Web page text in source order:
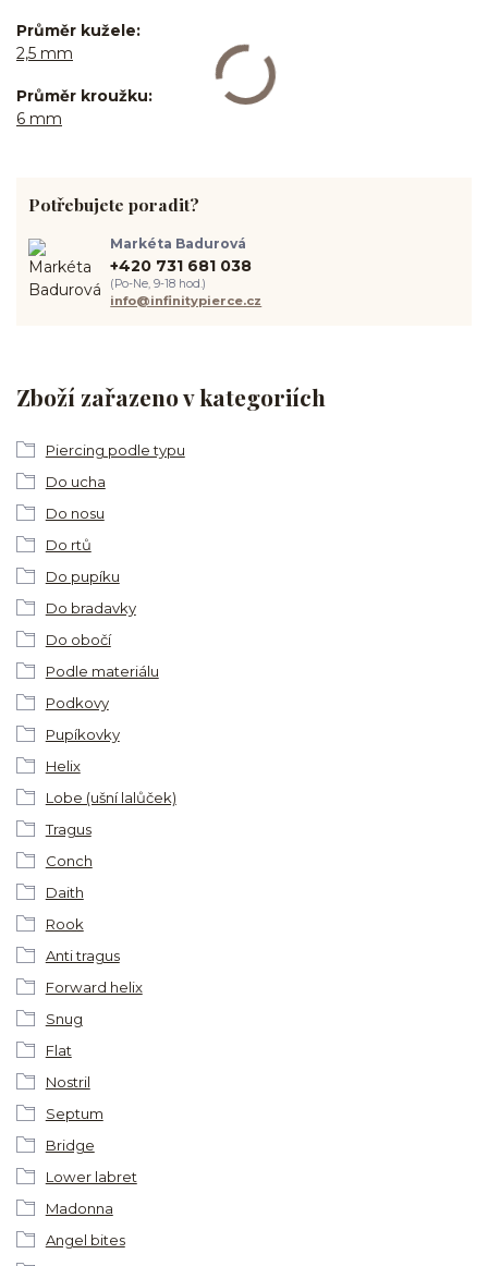
Průměr kužele
2,5 mm
Průměr kroužku
6 mm
Zboží zařazeno v kategoriích
Piercing podle typu
Do ucha
Do nosu
Do rtů
Do pupíku
Do bradavky
Do obočí
Podle materiálu
Podkovy
Pupíkovky
Helix
Lobe (ušní lalůček)
Tragus
Conch
Daith
Rook
Anti tragus
Forward helix
Snug
Flat
Nostril
Septum
Bridge
Lower labret
Madonna
Angel bites
Potřebujete poradit?
Markéta Badurová
+420 731 681 038
(Po-Ne, 9-18 hod.)
info@infinitypierce.cz